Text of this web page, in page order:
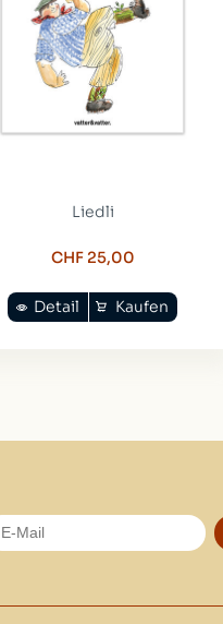
Liedli
CHF 25,00
Kaufen
Detail